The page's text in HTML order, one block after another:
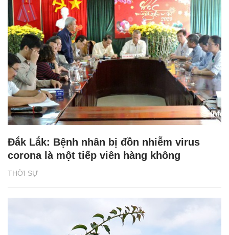
THỜI SỰ
Đắk Lắk: Bệnh nhân bị đồn nhiễm virus
corona là một tiếp viên hàng không